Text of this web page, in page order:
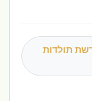
תולדות